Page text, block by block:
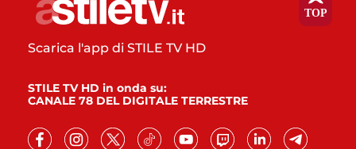
Scarica l'app di STILE TV HD
STILE TV HD in onda su:
CANALE 78 DEL DIGITALE TERRESTRE